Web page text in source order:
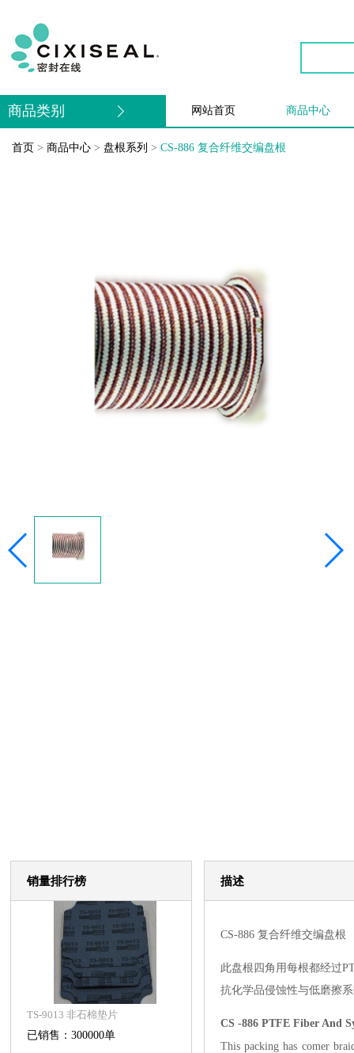
商品类别 网站首页 商品中心
首页 > 商品中心 > 盘根系列 > CS-886 复合纤维交编盘根
销量排行榜
TS-9013 非石棉垫片
已销售：300000单
描述
CS-886 复合纤维交编盘根
此盘根四角用每根都经过
抗化学品侵蚀性与低磨擦
CS -886 PTFE Fiber And
This packing has comer